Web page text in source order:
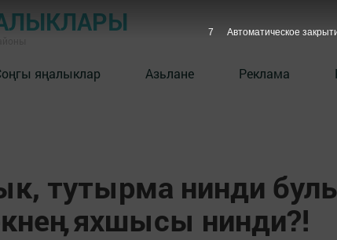
яңалыклар Азьлане Реклама
тутырма нинди
яхшысы нинди?!
6 Автоматическое